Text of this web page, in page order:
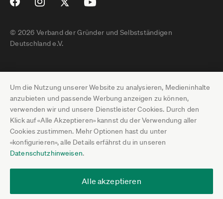
Um die Nutzung unserer Website zu analysieren, Medieninhalte
anzubieten und passende Werbung anzeigen zu können,
verwenden wir und unsere Dienstleister Cookies. Durch den
Klick auf «Alle Akzeptieren» kannst du der Verwendung aller
Cookies zustimmen. Mehr Optionen hast du unter
«konfigurieren», alle Details erfährst du in unseren
Datenschutzhinweisen.
Alle akzeptieren
© 2026 Verband der Gründer und Selbstständigen
Deutschland e.V.
Impressum
Datenschutz
Pressebereich
Jobs